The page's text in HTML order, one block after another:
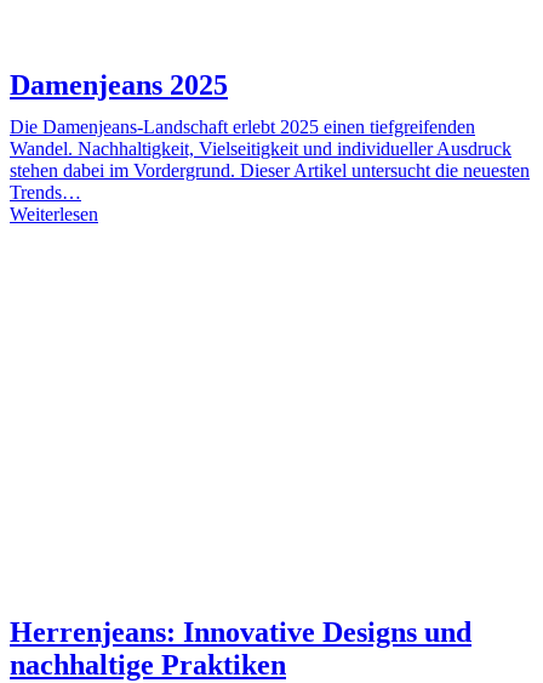
Damenjeans 2025
Die Damenjeans-Landschaft erlebt 2025 einen tiefgreifenden
Wandel. Nachhaltigkeit, Vielseitigkeit und individueller Ausdruck
stehen dabei im Vordergrund. Dieser Artikel untersucht die neuesten
Trends…
Weiterlesen
Herrenjeans: Innovative Designs und
nachhaltige Praktiken